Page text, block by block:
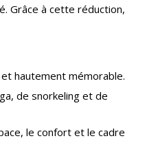
Grâce à cette réduction,
hautement mémorable.
de snorkeling et de
le confort et le cadre